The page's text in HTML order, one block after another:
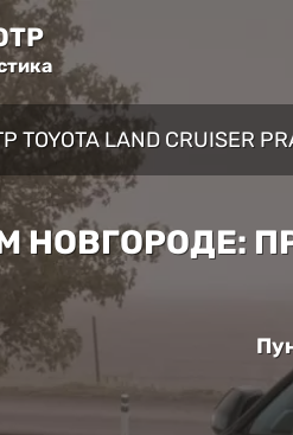
LAND CRUISER